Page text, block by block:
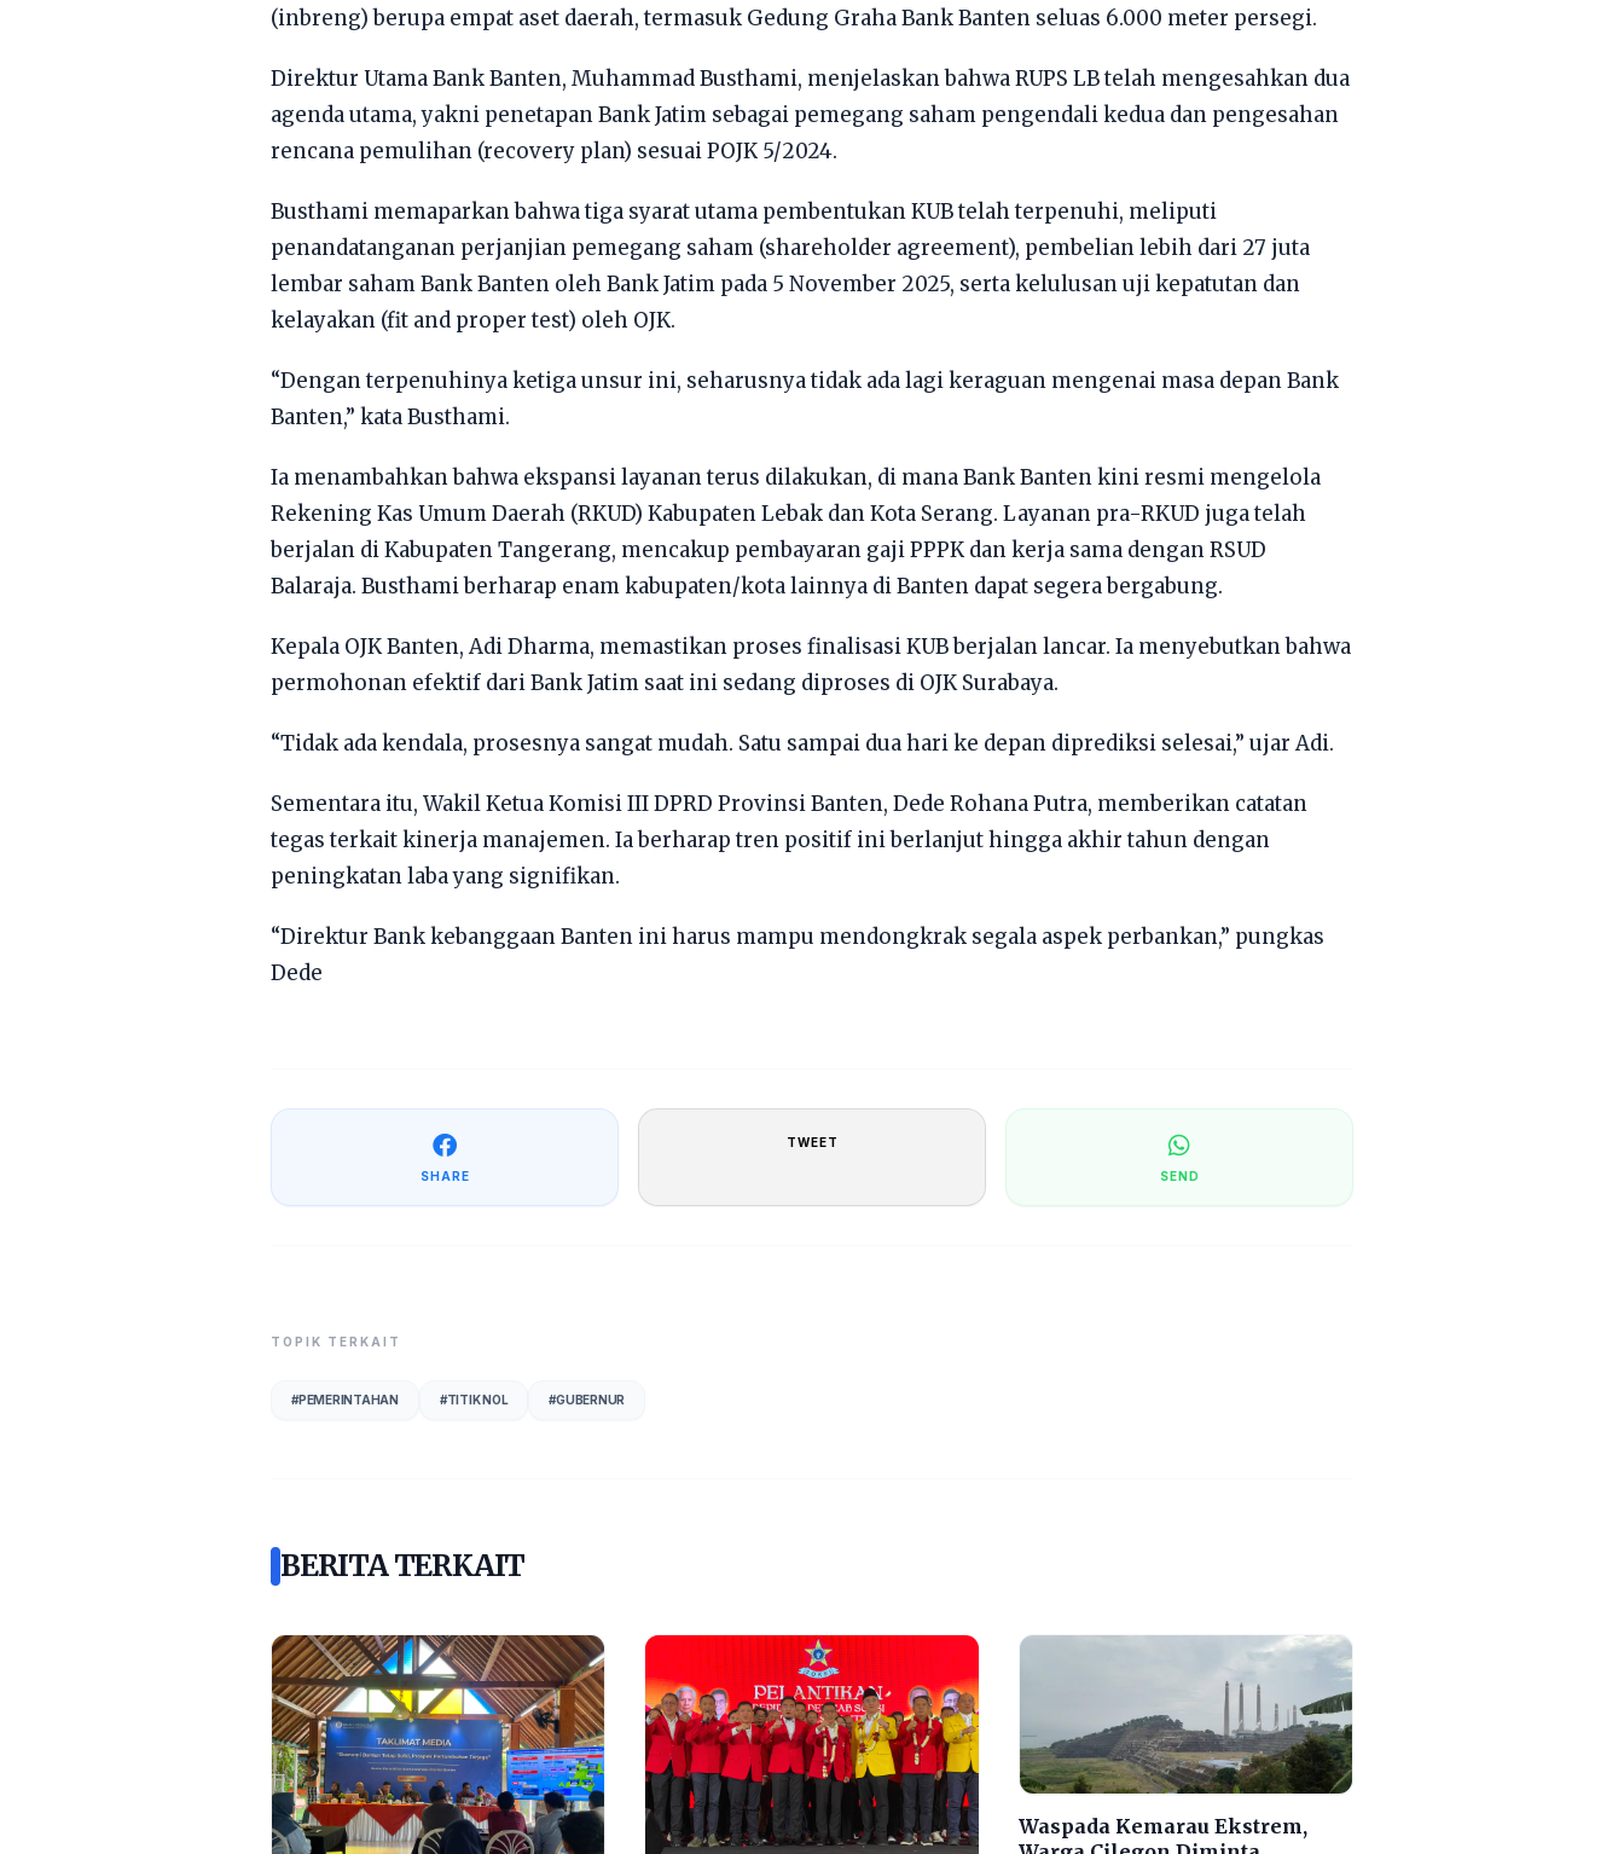
(inbreng) berupa empat aset daerah, termasuk Gedung Graha Bank Banten seluas 6.000 meter persegi.
​Direktur Utama Bank Banten, Muhammad Busthami, menjelaskan bahwa RUPS LB telah mengesahkan dua
agenda utama, yakni penetapan Bank Jatim sebagai pemegang saham pengendali kedua dan pengesahan
rencana pemulihan (recovery plan) sesuai POJK 5/2024.
​Busthami memaparkan bahwa tiga syarat utama pembentukan KUB telah terpenuhi, meliputi
penandatanganan perjanjian pemegang saham (shareholder agreement), pembelian lebih dari 27 juta
lembar saham Bank Banten oleh Bank Jatim pada 5 November 2025, serta kelulusan uji kepatutan dan
kelayakan (fit and proper test) oleh OJK.
​“Dengan terpenuhinya ketiga unsur ini, seharusnya tidak ada lagi keraguan mengenai masa depan Bank
Banten,” kata Busthami.
​Ia menambahkan bahwa ekspansi layanan terus dilakukan, di mana Bank Banten kini resmi mengelola
Rekening Kas Umum Daerah (RKUD) Kabupaten Lebak dan Kota Serang. Layanan pra-RKUD juga telah
berjalan di Kabupaten Tangerang, mencakup pembayaran gaji PPPK dan kerja sama dengan RSUD
Balaraja. Busthami berharap enam kabupaten/kota lainnya di Banten dapat segera bergabung.
​Kepala OJK Banten, Adi Dharma, memastikan proses finalisasi KUB berjalan lancar. Ia menyebutkan bahwa
permohonan efektif dari Bank Jatim saat ini sedang diproses di OJK Surabaya.
“Tidak ada kendala, prosesnya sangat mudah. Satu sampai dua hari ke depan diprediksi selesai,” ujar Adi.
​Sementara itu, Wakil Ketua Komisi III DPRD Provinsi Banten, Dede Rohana Putra, memberikan catatan
tegas terkait kinerja manajemen. Ia berharap tren positif ini berlanjut hingga akhir tahun dengan
peningkatan laba yang signifikan.
​“Direktur Bank kebanggaan Banten ini harus mampu mendongkrak segala aspek perbankan,” pungkas
Dede
SHARE
TWEET
SEND
TOPIK TERKAIT
#PEMERINTAHAN #TITIK NOL #GUBERNUR
BERITA TERKAIT
Waspada Kemarau Ekstrem,